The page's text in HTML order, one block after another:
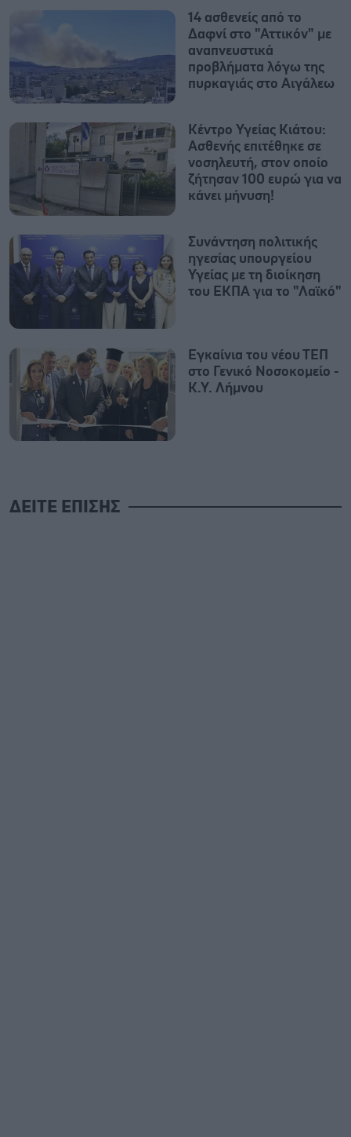
14 ασθενείς από το
Δαφνί στο "Αττικόν" με
αναπνευστικά
προβλήματα λόγω της
πυρκαγιάς στο Αιγάλεω
Κέντρο Υγείας Κιάτου:
Ασθενής επιτέθηκε σε
νοσηλευτή, στον οποίο
ζήτησαν 100 ευρώ για να
κάνει μήνυση!
Συνάντηση πολιτικής
ηγεσίας υπουργείου
Υγείας με τη διοίκηση
του ΕΚΠΑ για το "Λαϊκό"
Εγκαίνια του νέου ΤΕΠ
στο Γενικό Νοσοκομείο -
Κ.Υ. Λήμνου
ΔΕΙΤΕ ΕΠΙΣΗΣ